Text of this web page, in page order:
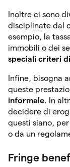
Inoltre ci sono
disciplinate dal
esempio, la
immobili o dei
speciali criteri
Infine, bisogna
queste
informale. In
decidere di
questi siano,
o da un
Fringe